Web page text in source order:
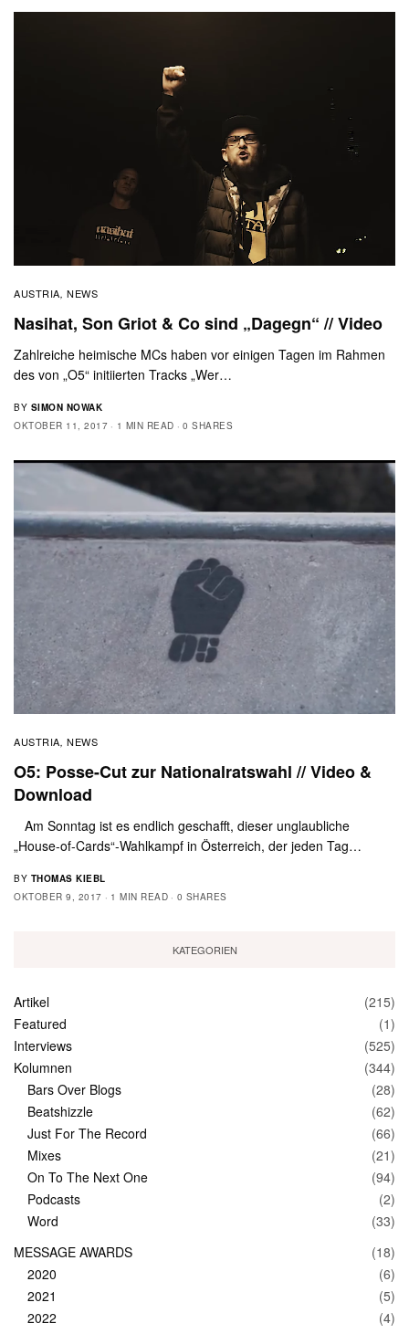
AUSTRIA, NEWS
Nasihat, Son Griot & Co sind „Dagegn“ // Video
Zahlreiche heimische MCs haben vor einigen Tagen im Rahmen
des von „O5“ initiierten Tracks „Wer…
BY SIMON NOWAK
OKTOBER 11, 2017
1 MIN READ 0 SHARES
AUSTRIA, NEWS
O5: Posse-Cut zur Nationalratswahl // Video &
Download
Am Sonntag ist es endlich geschafft, dieser unglaubliche
„House-of-Cards“-Wahlkampf in Österreich, der jeden Tag…
BY THOMAS KIEBL
OKTOBER 9, 2017
1 MIN READ 0 SHARES
KATEGORIEN
Artikel
(215)
Featured
(1)
Interviews
(525)
Kolumnen
(344)
Bars Over Blogs
(28)
Beatshizzle
(62)
Just For The Record
(66)
Mixes
(21)
On To The Next One
(94)
Podcasts
(2)
Word
(33)
MESSAGE AWARDS
(18)
2020
(6)
2021
(5)
2022
(4)